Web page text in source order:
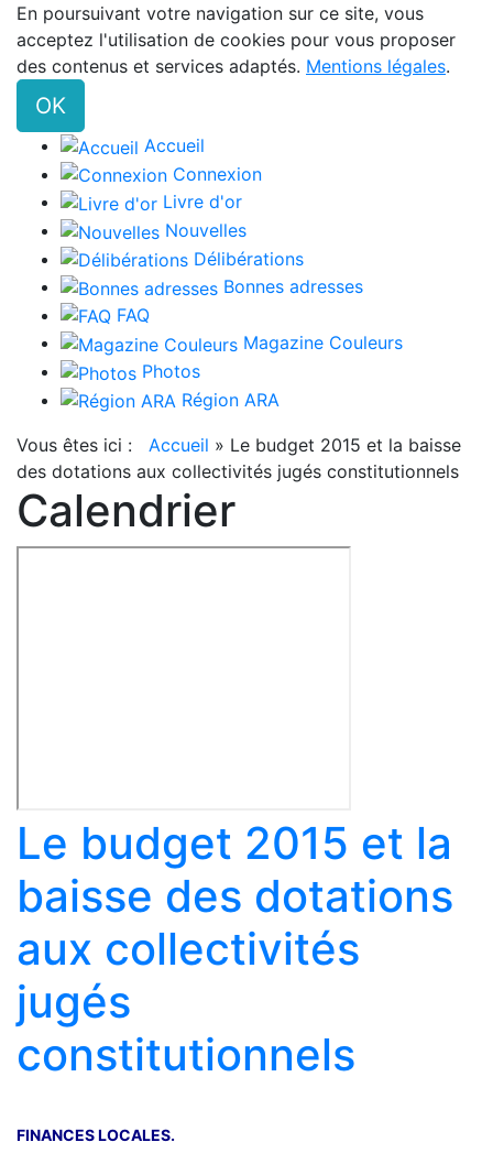
En poursuivant votre navigation sur ce site, vous
acceptez l'utilisation de cookies pour vous proposer
des contenus et services adaptés. Mentions légales.
OK
Accueil
Connexion
Livre d'or
Nouvelles
Délibérations
Bonnes adresses
FAQ
Magazine Couleurs
Photos
Région ARA
Vous êtes ici : Accueil » Le budget 2015 et la baisse
des dotations aux collectivités jugés constitutionnels
Calendrier
Le budget 2015 et la
baisse des dotations
aux collectivités
jugés
constitutionnels
FINANCES LOCALES.